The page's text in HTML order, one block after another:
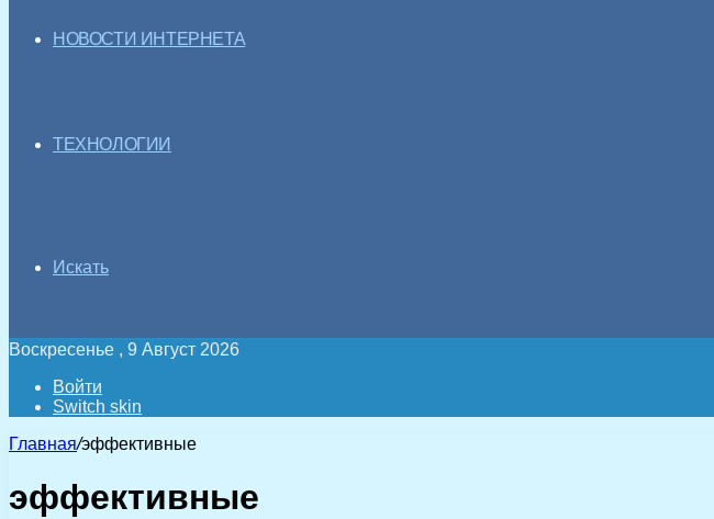
НОВОСТИ ИНТЕРНЕТА
ТЕХНОЛОГИИ
Искать
Воскресенье , 9 Август 2026
Войти
Switch skin
Главная/эффективные
эффективные